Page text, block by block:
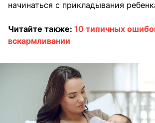
начинаться с прикладывания
Читайте также: 10 типичных
вскармливании